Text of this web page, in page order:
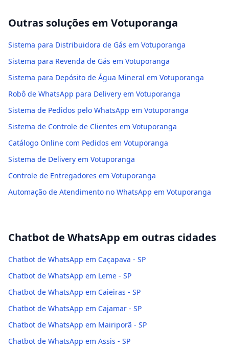
Outras soluções em Votuporanga
Sistema para Distribuidora de Gás em Votuporanga
Sistema para Revenda de Gás em Votuporanga
Sistema para Depósito de Água Mineral em Votuporanga
Robô de WhatsApp para Delivery em Votuporanga
Sistema de Pedidos pelo WhatsApp em Votuporanga
Sistema de Controle de Clientes em Votuporanga
Catálogo Online com Pedidos em Votuporanga
Sistema de Delivery em Votuporanga
Controle de Entregadores em Votuporanga
Automação de Atendimento no WhatsApp em Votuporanga
Chatbot de WhatsApp em outras cidades
Chatbot de WhatsApp em Caçapava - SP
Chatbot de WhatsApp em Leme - SP
Chatbot de WhatsApp em Caieiras - SP
Chatbot de WhatsApp em Cajamar - SP
Chatbot de WhatsApp em Mairiporã - SP
Chatbot de WhatsApp em Assis - SP